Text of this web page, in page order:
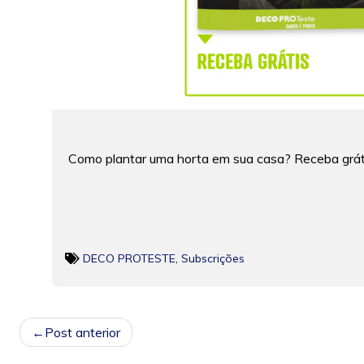
Como plantar uma horta em sua casa? Receba
DECO PROTESTE,Subscrições
NAVEGAÇÃO
Post anterior